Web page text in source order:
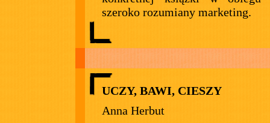
szeroko rozumiany marketing.
UCZY, BAWI, CIESZY
Anna Herbut